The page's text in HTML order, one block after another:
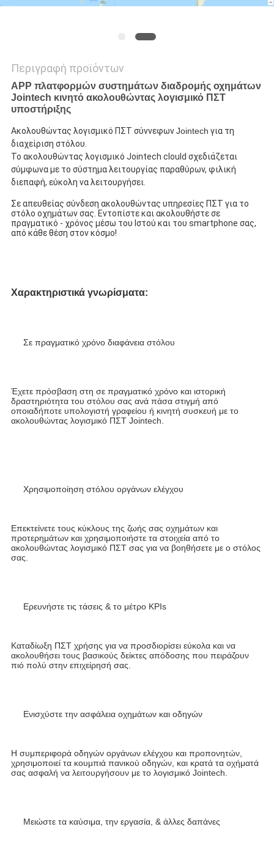
Περιγραφή προϊόντων
APP πλατφορμών συστημάτων διαδρομής οχημάτων
Jointech κινητό ακολουθώντας λογισμικό ΠΣΤ
υποστήριξης
Ακολουθώντας λογισμικό ΠΣΤ σύννεφων Jointech για τη
διαχείριση στόλου.
Το ακολουθώντας λογισμικό Jointech clould σχεδιάζεται
σύμφωνα με το σύστημα λειτουργίας παραθύρων, φιλική
διεπαφή, εύκολη να λειτουργήσει.
Σε απευθείας σύνδεση ακολουθώντας υπηρεσίες ΠΣΤ για το
στόλο οχημάτων σας. Εντοπίστε και ακολουθήστε σε
πραγματικό - χρόνος μέσω του Ιστού και του smartphone σας,
από κάθε θέση στον κόσμο!
Χαρακτηριστικά γνωρίσματα:
Σε πραγματικό χρόνο διαφάνεια στόλου
Έχετε πρόσβαση στη σε πραγματικό χρόνο και ιστορική
δραστηριότητα του στόλου σας ανά πάσα στιγμή από
οποιαδήποτε υπολογιστή γραφείου ή κινητή συσκευή με το
ακολουθώντας λογισμικό ΠΣΤ Jointech.
Χρησιμοποίηση στόλου οργάνων ελέγχου
Επεκτείνετε τους κύκλους της ζωής σας οχημάτων και
προτερημάτων και χρησιμοποιήστε τα στοιχεία από το
ακολουθώντας λογισμικό ΠΣΤ σας για να βοηθήσετε με ο στόλος
σας.
Ερευνήστε τις τάσεις & το μέτρο KPIs
Καταδίωξη ΠΣΤ χρήσης για να προσδιορίσει εύκολα και να
ακολουθήσει τους βασικούς δείκτες απόδοσης που πειράζουν
πιό πολύ στην επιχείρησή σας.
Ενισχύστε την ασφάλεια οχημάτων και οδηγών
Η συμπεριφορά οδηγών οργάνων ελέγχου και προπονητών,
χρησιμοποιεί τα κουμπιά πανικού οδηγών, και κρατά τα οχήματά
σας ασφαλή να λειτουργήσουν με το λογισμικό Jointech.
Μειώστε τα καύσιμα, την εργασία, & άλλες δαπάνες